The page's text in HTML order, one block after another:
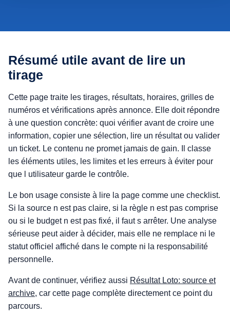
Résumé utile avant de lire un
tirage
Cette page traite les tirages, résultats, horaires, grilles de
numéros et vérifications après annonce. Elle doit répondre
à une question concrète: quoi vérifier avant de croire une
information, copier une sélection, lire un résultat ou valider
un ticket. Le contenu ne promet jamais de gain. Il classe
les éléments utiles, les limites et les erreurs à éviter pour
que l utilisateur garde le contrôle.
Le bon usage consiste à lire la page comme une checklist.
Si la source n est pas claire, si la règle n est pas comprise
ou si le budget n est pas fixé, il faut s arrêter. Une analyse
sérieuse peut aider à décider, mais elle ne remplace ni le
statut officiel affiché dans le compte ni la responsabilité
personnelle.
Avant de continuer, vérifiez aussi Résultat Loto: source et
archive, car cette page complète directement ce point du
parcours.